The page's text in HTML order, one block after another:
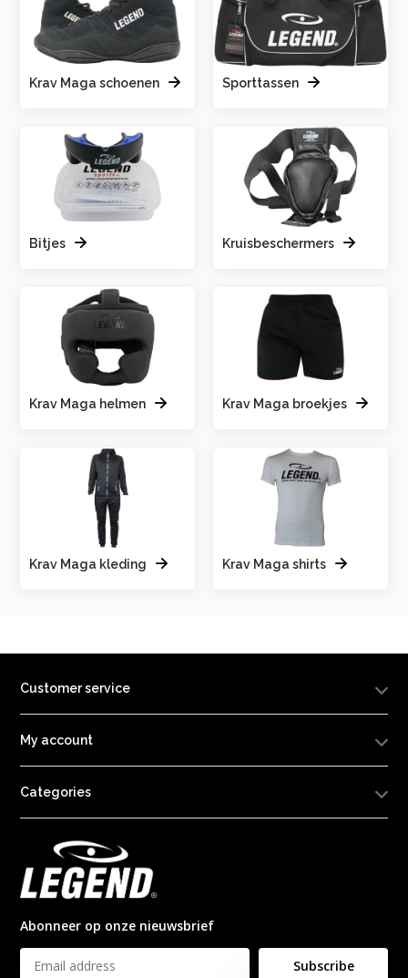
Krav Maga schoenen Sporttassen
Bitjes Kruisbeschermers
Krav Maga helmen Krav Maga broekjes
Krav Maga kleding Krav Maga shirts
Customer service
My account
Categories
Abonneer op onze nieuwsbrief
Subscribe